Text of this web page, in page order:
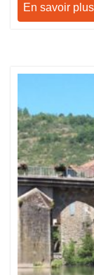
En savoir plus